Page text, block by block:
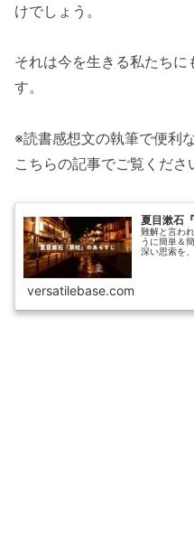
けでしょう。
それは今を生きる私たちに
す。
※読書感想文の執筆で便利
こちらの記事でご覧くださ
夏目漱石
難解と言わ
うに簡単＆
深い思索を
versatilebase.com